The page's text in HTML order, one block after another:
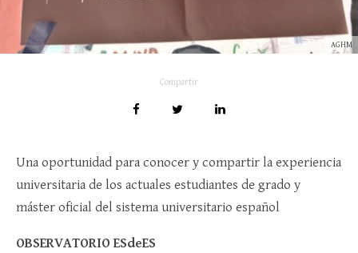
AGHM
Compartir
Una oportunidad para conocer y compartir la experiencia
universitaria de los actuales estudiantes de grado y
máster oficial del sistema universitario español
OBSERVATORIO ESdeES